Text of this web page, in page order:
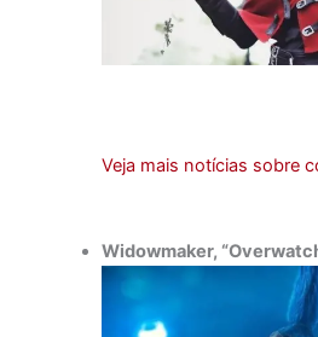
Veja mais notícias sobre
Widowmaker,